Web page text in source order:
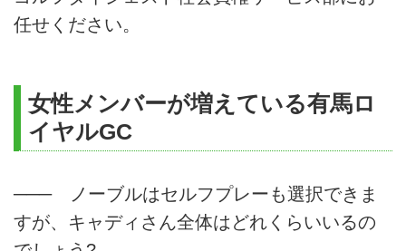
任せください。
女性メンバーが増えている有馬ロ
イヤルGC
─── ノーブルはセルフプレーも選択できま
すが、キャディさん全体はどれくらいいるの